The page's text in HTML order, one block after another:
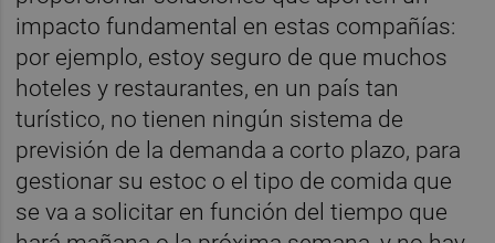
impacto fundamental en estas compañías:
por ejemplo, estoy seguro de que muchos
hoteles y restaurantes, en un país tan
turístico, no tienen ningún sistema de
previsión de la demanda a corto plazo, para
gestionar su estoc o el tipo de comida que
se va a solicitar en función del tiempo que